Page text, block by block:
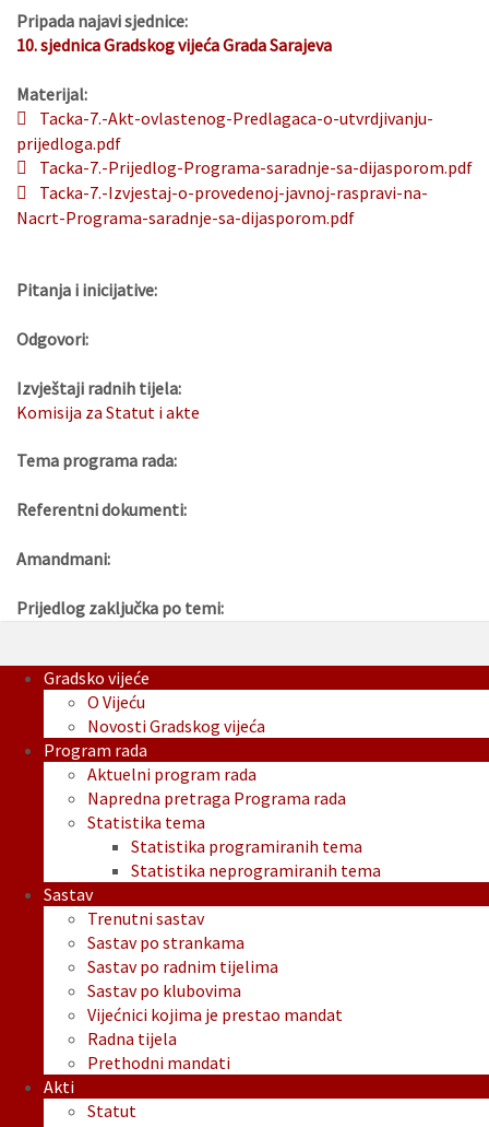
Pripada najavi sjednice:
10. sjednica Gradskog vijeća Grada Sarajeva
Materijal:
Tacka-7.-Akt-ovlastenog-Predlagaca-o-utvrdjivanju-
prijedloga.pdf
Tacka-7.-Prijedlog-Programa-saradnje-sa-dijasporom.pdf
Tacka-7.-Izvjestaj-o-provedenoj-javnoj-raspravi-na-
Nacrt-Programa-saradnje-sa-dijasporom.pdf
Pitanja i inicijative:
Odgovori:
Izvještaji radnih tijela:
Komisija za Statut i akte
Tema programa rada:
Referentni dokumenti:
Amandmani:
Prijedlog zaključka po temi:
Gradsko vijeće
O Vijeću
Novosti Gradskog vijeća
Program rada
Aktuelni program rada
Napredna pretraga Programa rada
Statistika tema
Statistika programiranih tema
Statistika neprogramiranih tema
Sastav
Trenutni sastav
Sastav po strankama
Sastav po radnim tijelima
Sastav po klubovima
Vijećnici kojima je prestao mandat
Radna tijela
Prethodni mandati
Akti
Statut